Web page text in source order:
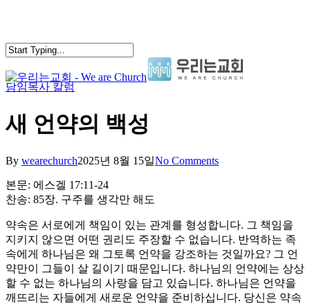
content
search
Menu
담임목사 칼럼
새 언약의 백성
By wearechurch2025년 8월 15일No Comments
본문: 에스겔 17:11-24
찬송: 85장. 구주를 생각만 해도
약속은 서로에게 책임이 있는 관계를 형성합니다. 그 책임을
지키지 않으면 어떤 권리도 주장할 수 없습니다. 반역하는 족
속에게 하나님은 왜 그토록 언약을 강조하는 것일까요? 그 언
약만이 그들이 살 길이기 때문입니다. 하나님의 언약에는 상상
할 수 없는 하나님의 사랑을 담고 있습니다. 하나님은 언약을
깨뜨리는 자들에게 새로운 언약을 준비하십니다. 당신은 약속